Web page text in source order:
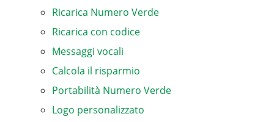
Ricarica Numero Verde
Ricarica con codice
Messaggi vocali
Calcola il risparmio
Portabilità Numero Verde
Logo personalizzato